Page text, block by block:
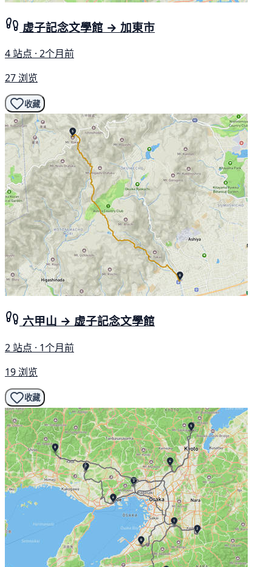
虚子記念文學館 → 加東市
4 站点 · 2个月前
27 浏览
收藏
六甲山 → 虚子記念文學館
2 站点 · 1个月前
19 浏览
收藏